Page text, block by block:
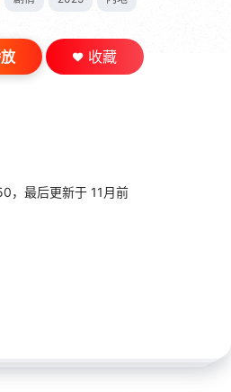
收藏
，最后更新于 11月前